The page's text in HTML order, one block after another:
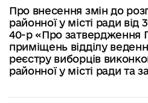
Про внесення змін до
районної у місті ради від
40-р «Про затвердження
приміщень відділу
реєстру виборців
районної у місті ради та